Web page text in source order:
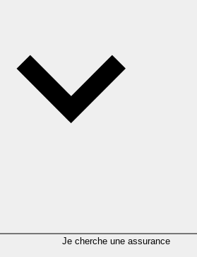
Je cherche une assurance